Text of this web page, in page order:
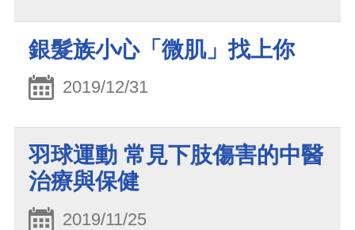
銀髮族小心「微肌」找上你
2019/12/31
羽球運動 常見下肢傷害的中醫
治療與保健
2019/11/25